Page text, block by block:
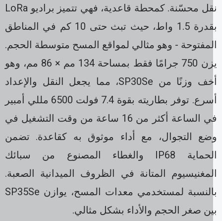
نقل محسّنة. كمحطة قاعدية، فهي تتميز براديو LoRa
بقدرة 1.5 واط، حيث تبث حتى 10 كم في المناطق
- وهو مثالي لمواقع المسح متوسطة الحجم.
يزن 750 جرامًا فقط بمساحة 134 مم × 86 مم، وهو
أخف وزنًا من SP30Se، مما يجعل النقل والإعداد
أسرع. توفر بطاريته بقوة 7.4 فولت 6500 مللي أمبير
في الساعة أكثر من 16 ساعة من وقت التشغيل في
التجوال، مع أداء موثوق به كقاعدة. تضمن
الحماية IP68 والغطاء المصنوع من سبائك
المتانة في الظروف الميدانية الصعبة.
بالنسبة لمستخدمي معدات المسح، يوازن SP35Se
صغر الحجم والأداء بشكل مثالي.